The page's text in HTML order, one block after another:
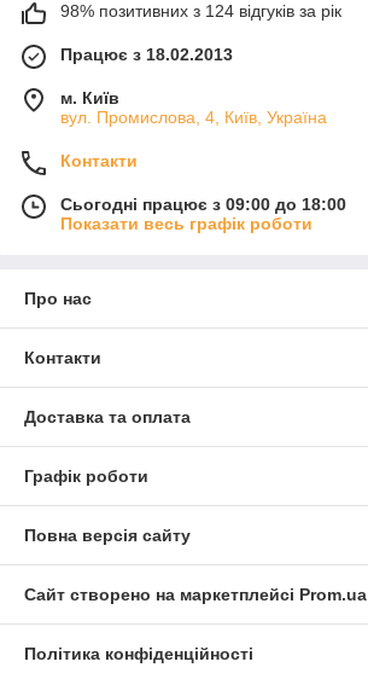
98% позитивних з 124 відгуків за рік
Працює з 18.02.2013
м. Київ
вул. Промислова, 4, Київ, Україна
Контакти
Сьогодні працює з 09:00 до 18:00
Показати весь графік роботи
Про нас
Контакти
Доставка та оплата
Графік роботи
Повна версія сайту
Сайт створено на маркетплейсі Prom.ua
Політика конфіденційності